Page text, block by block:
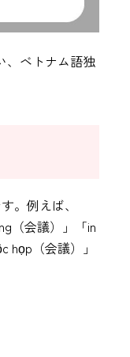
、ベトナム語独
。例えば、
（会議）」「in
（会議）」